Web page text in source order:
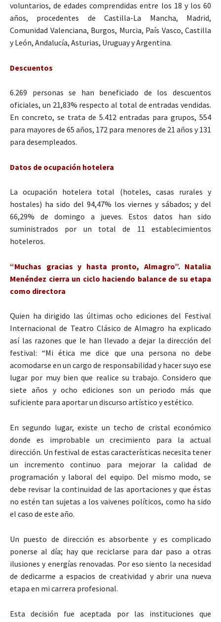
voluntarios, de edades comprendidas entre los 18 y los 60
años, procedentes de Castilla-La Mancha, Madrid,
Comunidad Valenciana, Burgos, Murcia, País Vasco, Castilla
y León, Andalucía, Asturias, Uruguay y Argentina.
Descuentos
6.269 personas se han beneficiado de los descuentos
oficiales, un 21,83% respecto al total de entradas vendidas.
En concreto, se trata de 5.412 entradas para grupos, 554
para mayores de 65 años, 172 para menores de 21 años y 131
para desempleados.
Datos de ocupación hotelera
La ocupación hotelera total (hoteles, casas rurales y
hostales) ha sido del 94,47% los viernes y sábados; y del
66,29% de domingo a jueves. Estos datos han sido
suministrados por un total de 11 establecimientos
hoteleros.
“Muchas gracias y hasta pronto, Almagro”. Natalia
Menéndez cierra un ciclo haciendo balance de su etapa
como directora
Quien ha dirigido las últimas ocho ediciones del Festival
Internacional de Teatro Clásico de Almagro ha explicado
así las razones que le han llevado a dejar la dirección del
festival: “Mi ética me dice que una persona no debe
acomodarse en un cargo de responsabilidad y hacer suyo ese
lugar por muy bien que realice su trabajo. Considero que
siete años y ocho ediciones son un periodo más que
suficiente para aportar un discurso artístico y estético.
En segundo lugar, existe un techo de cristal económico
donde es improbable un crecimiento para la actual
dirección. Un festival de estas características necesita tener
un incremento continuo para mejorar la calidad de
programación y laboral del equipo. Del mismo modo, se
debe revisar la continuidad de las aportaciones y que éstas
no estén tan sujetas a los vaivenes políticos, como ha sido
el caso de este año.
Un puesto de dirección es absorbente y es complicado
ponerse al día; hay que reciclarse para dar paso a otras
ilusiones y energías renovadas. Por eso siento la necesidad
de dedicarme a espacios de creatividad y abrir una nueva
etapa en mi carrera profesional.
Esta decisión fue aceptada por las instituciones que